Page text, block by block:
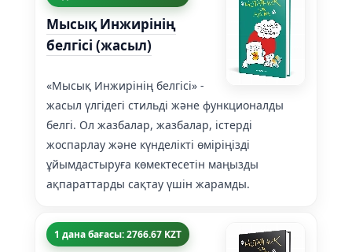
Мысық Инжирінің
белгісі (жасыл)
«Мысық Инжирінің белгісі» -
жасыл үлгідегі стильді және функционалды
белгі. Ол жазбалар, жазбалар, істерді
жоспарлау және күнделікті өміріңізді
ұйымдастыруға көмектесетін маңызды
ақпараттарды сақтау үшін жарамды.
1 дана бағасы: 2766.67 KZT